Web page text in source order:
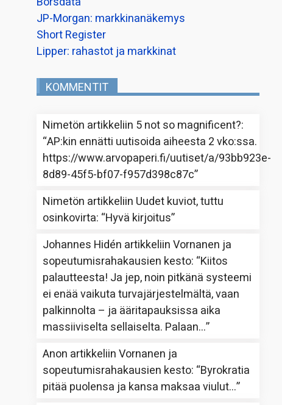
JP-Morgan: markkinanäkemys
Short Register
Lipper: rahastot ja markkinat
KOMMENTIT
Nimetön artikkeliin 5 not so magnificent?:
“AP:kin ennätti uutisoida aiheesta 2 vko:ssa.
https://www.arvopaperi.fi/uutiset/a/93bb923e-
8d89-45f5-bf07-f957d398c87c”
Nimetön artikkeliin Uudet kuviot, tuttu
osinkovirta: “Hyvä kirjoitus”
Johannes Hidén artikkeliinVornanen ja
sopeutumisrahakausien kesto: “Kiitos
palautteesta! Ja jep, noin pitkänä systeemi
ei enää vaikuta turvajärjestelmältä, vaan
palkinnolta – ja ääritapauksissa aika
massiiviselta sellaiselta. Palaan…”
Anon artikkeliinVornanen ja
sopeutumisrahakausien kesto: “Byrokratia
pitää puolensa ja kansa maksaa viulut…”